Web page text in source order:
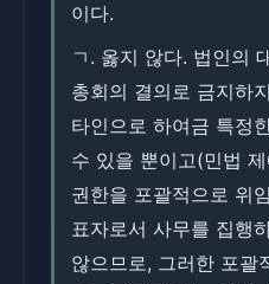
이다.
ㄱ. 옳지 않다. 법인의
총회의 결의로 금지하
타인으로 하여금 특정
수 있을 뿐이고(민법
권한을 포괄적으로 위
표자로서 사무를 집행
않으므로, 그러한 포괄